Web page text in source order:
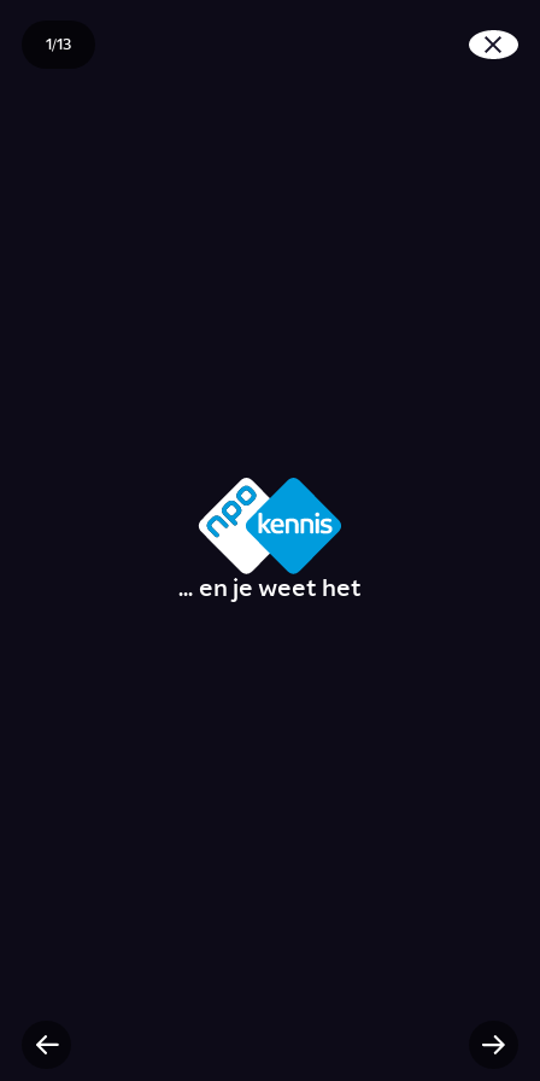
1/13
Waarom moet je zo
... en je weet het